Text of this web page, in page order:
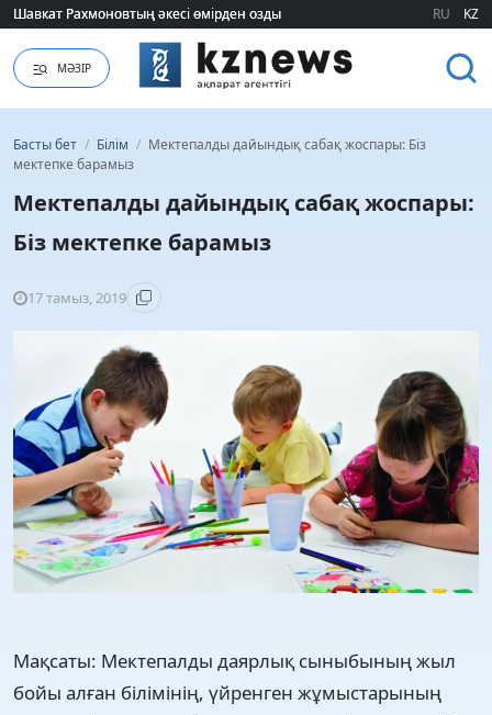
Шавкат Рахмоновтың әкесі өмірден озды
Шавкат Рахмоновтың әкесі өмірден озды RU KZ
МӘЗІР
Басты бет / Білім / Мектепалды дайындық сабақ жоспары: Біз
мектепке барамыз
Мектепалды дайындық сабақ жоспары:
Біз мектепке барамыз
17 тамыз, 2019
Мақсаты: Мектепалды даярлық сыныбының жыл
бойы алған білімінің, үйренген жұмыстарының